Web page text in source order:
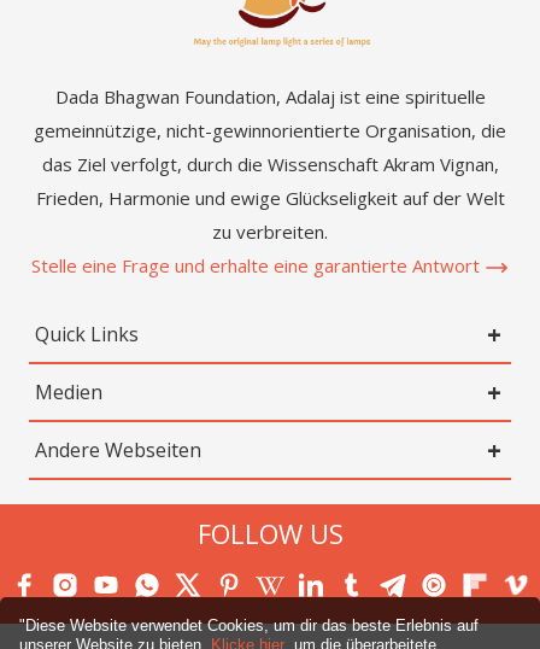
"Diese Website verwendet Cookies, um dir das beste Erlebnis auf
unserer Website zu bieten.
Klicke hier ,um die überarbeitete
Dada Bhagwan Foundation, Adalaj ist eine spirituelle
gemeinnützige, nicht-gewinnorientierte Organisation, die
das Ziel verfolgt, durch die Wissenschaft Akram Vignan,
Frieden, Harmonie und ewige Glückseligkeit auf der Welt
zu verbreiten.
Stelle eine Frage und erhalte eine garantierte Antwort
Quick Links
Medien
Andere Webseiten
FOLLOW US